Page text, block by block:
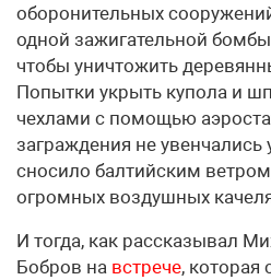
оборонительных
одной зажигательной
чтобы уничтожить
Попытки укрыть купола и
чехлами с помощью
заграждения не увенчались
сносило балтийским
огромных воздушных
И тогда, как рассказывал
Бобров на встрече, которая